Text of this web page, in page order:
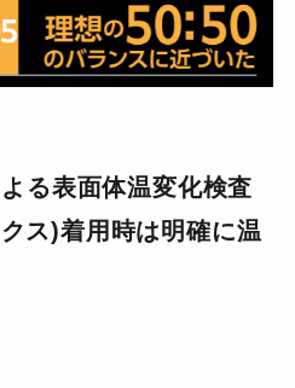
る表面体温変化検査
ス)着用時は明確に温